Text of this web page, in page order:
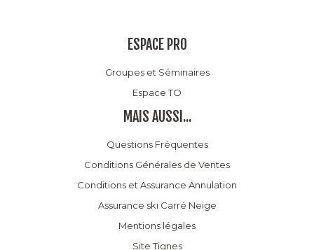
ESPACE PRO
Groupes et Séminaires
Espace TO
MAIS AUSSI...
Questions Fréquentes
Conditions Générales de Ventes
Conditions et Assurance Annulation
Assurance ski Carré Neige
Mentions légales
Site Tignes